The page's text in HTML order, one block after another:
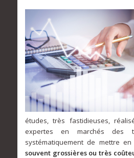
études, très fastidieuses,
expertes en marchés des
systématiquement de mettre
souvent grossières ou très